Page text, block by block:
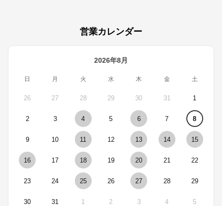
営業カレンダー
2026年8月
日 月 火 水 木 金 土
26 27 28 29 30 31 1
2 3 4 5 6 7 8
9 10 11 12 13 14 15
16 17 18 19 20 21 22
23 24 25 26 27 28 29
30 31 1 2 3 4 5